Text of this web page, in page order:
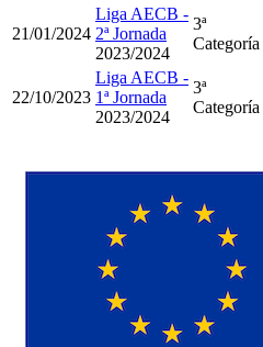
21/01/2024
Liga AECB -
2ª Jornada
2023/2024
3ª
Categoría
22/10/2023
Liga AECB -
1ª Jornada
2023/2024
3ª
Categoría